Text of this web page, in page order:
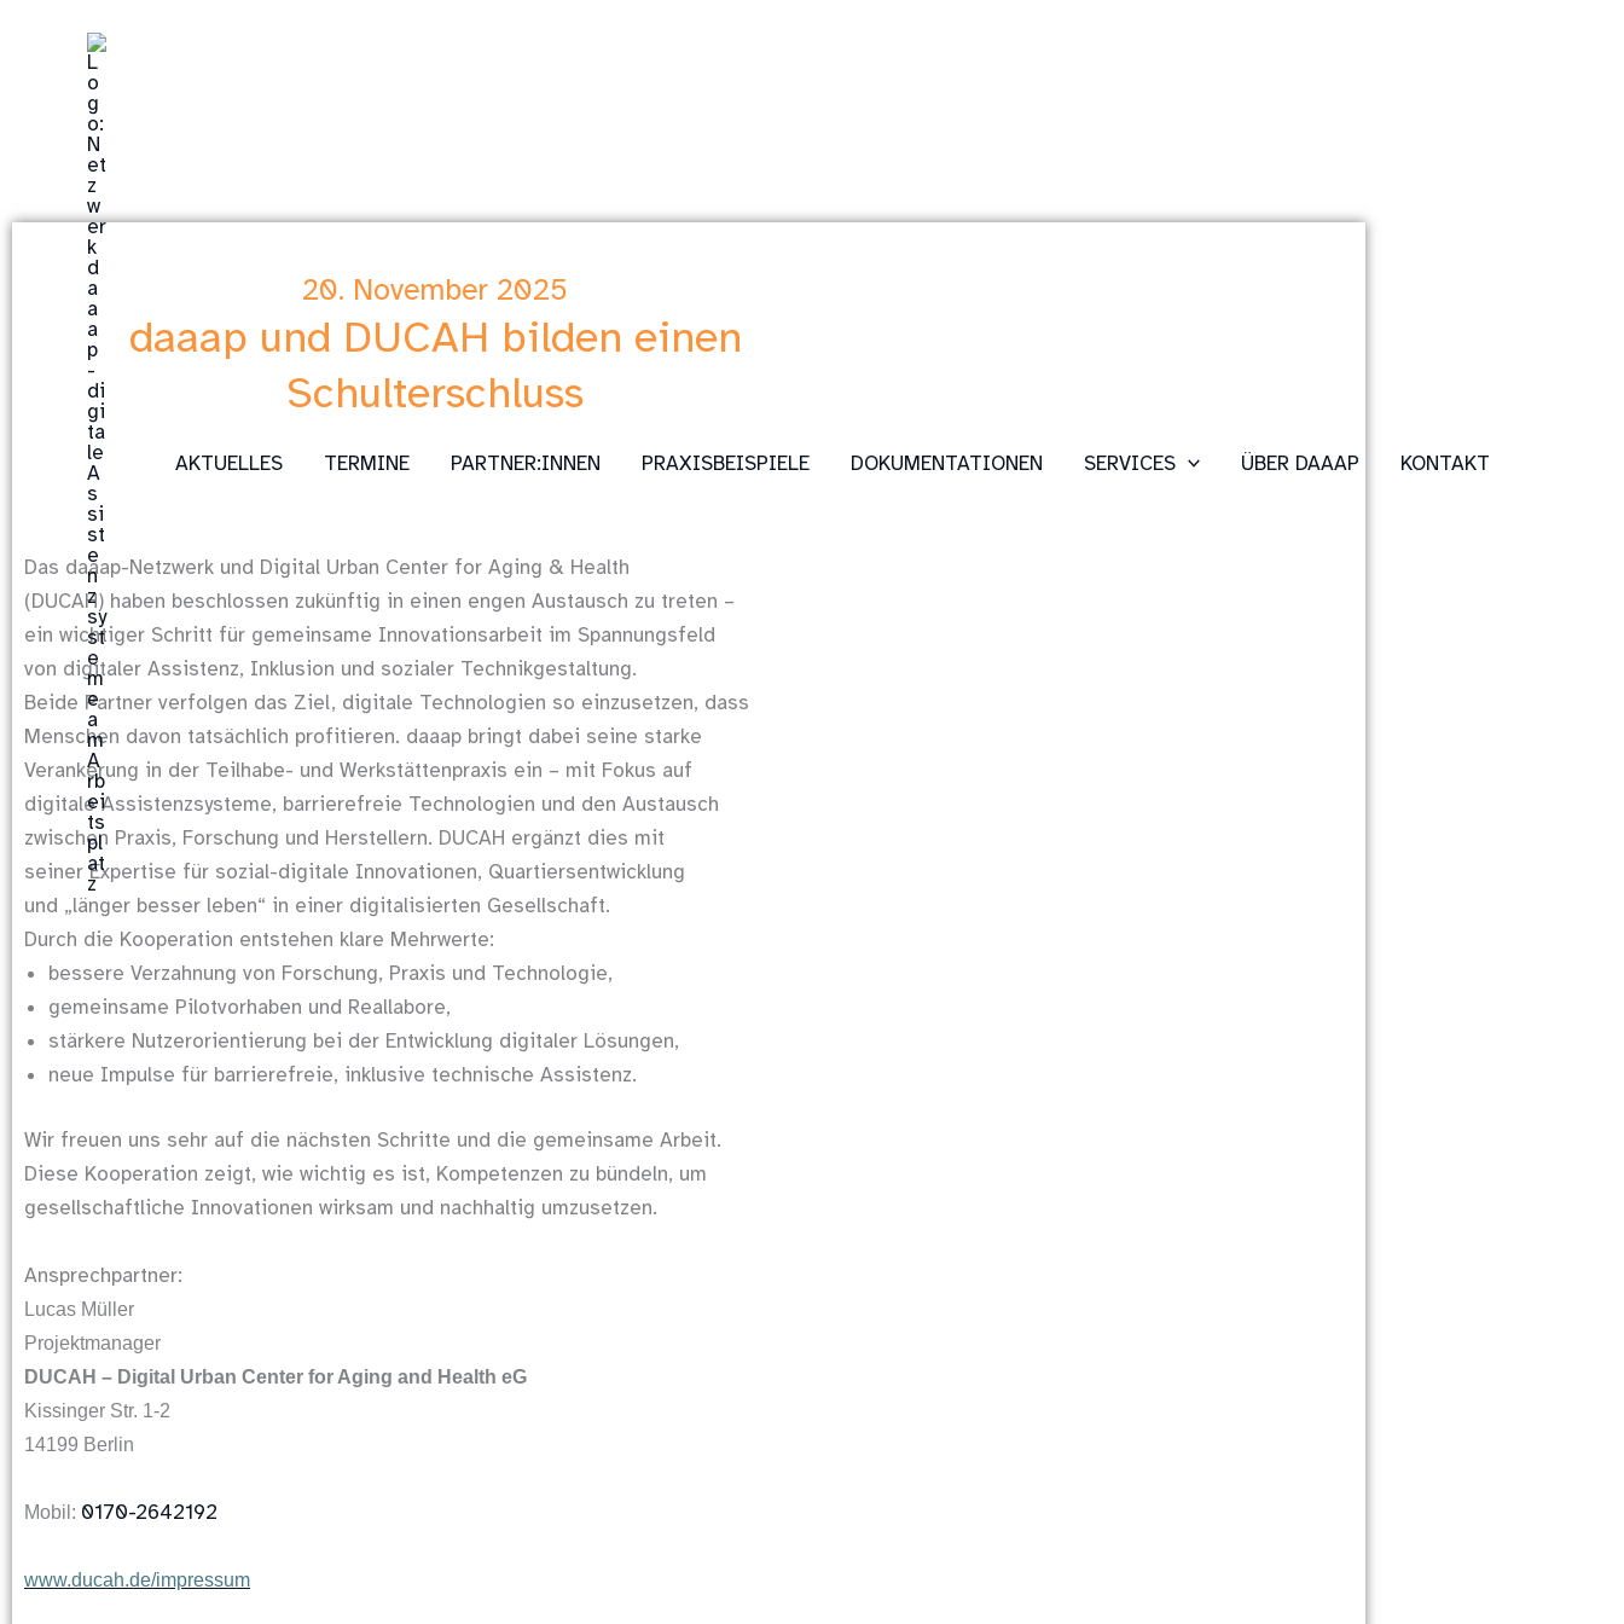
AKTUELLES TERMINE PARTNER:INNEN PRAXISBEISPIELE DOKUMENTATIONEN SERVICES ÜBER DAAAP KONTAKT
20. November 2025
daaap und DUCAH bilden einen
Schulterschluss
Das daaap-Netzwerk und Digital Urban Center for Aging & Health
(DUCAH) haben beschlossen zukünftig in einen engen Austausch zu treten –
ein wichtiger Schritt für gemeinsame Innovationsarbeit im Spannungsfeld
von digitaler Assistenz, Inklusion und sozialer Technikgestaltung.
Beide Partner verfolgen das Ziel, digitale Technologien so einzusetzen, dass
Menschen davon tatsächlich profitieren. daaap bringt dabei seine starke
Verankerung in der Teilhabe- und Werkstättenpraxis ein – mit Fokus auf
digitale Assistenzsysteme, barrierefreie Technologien und den Austausch
zwischen Praxis, Forschung und Herstellern. DUCAH ergänzt dies mit
seiner Expertise für sozial-digitale Innovationen, Quartiersentwicklung
und „länger besser leben“ in einer digitalisierten Gesellschaft.
Durch die Kooperation entstehen klare Mehrwerte:
bessere Verzahnung von Forschung, Praxis und Technologie,
gemeinsame Pilotvorhaben und Reallabore,
stärkere Nutzerorientierung bei der Entwicklung digitaler Lösungen,
neue Impulse für barrierefreie, inklusive technische Assistenz.
Wir freuen uns sehr auf die nächsten Schritte und die gemeinsame Arbeit.
Diese Kooperation zeigt, wie wichtig es ist, Kompetenzen zu bündeln, um
gesellschaftliche Innovationen wirksam und nachhaltig umzusetzen.
Ansprechpartner:
Lucas Müller
Projektmanager
DUCAH – Digital Urban Center for Aging and Health eG
Kissinger Str. 1-2
14199 Berlin
Mobil: 0170-2642192
www.ducah.de/impressum